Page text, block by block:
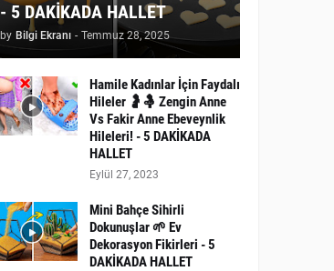
- 5 DAKİKADA HALLET
by Bilgi Ekranı - Temmuz 28, 2025
Hamile Kadınlar İçin Faydalı
Hileler 🤰🤱 Zengin Anne
Vs Fakir Anne Ebeveynlik
Hileleri! - 5 DAKİKADA
HALLET
Eylül 27, 2023
Mini Bahçe Sihirli
Dokunuşlar 🌱 Ev
Dekorasyon Fikirleri - 5
DAKİKADA HALLET